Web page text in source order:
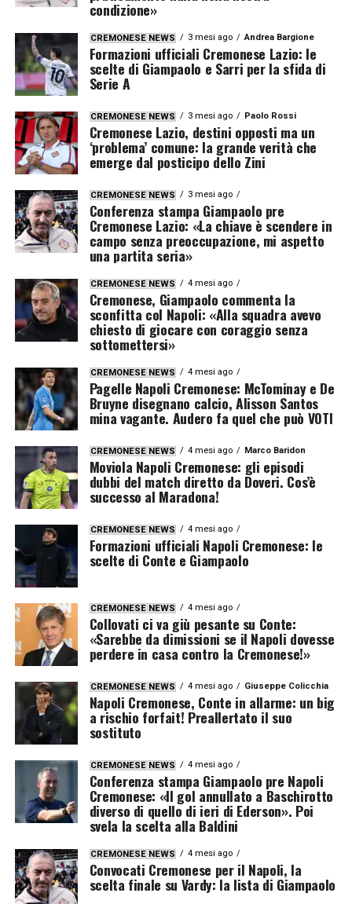
condizione»
CREMONESE NEWS 3 mesi ago Andrea Bargione
Formazioni ufficiali Cremonese Lazio: le
scelte di Giampaolo e Sarri per la sfida di
Serie A
CREMONESE NEWS 3 mesi ago Paolo Rossi
Cremonese Lazio, destini opposti ma un
‘problema’ comune: la grande verità che
emerge dal posticipo dello Zini
CREMONESE NEWS 3 mesi ago
Conferenza stampa Giampaolo pre
Cremonese Lazio: «La chiave è scendere in
campo senza preoccupazione, mi aspetto
una partita seria»
CREMONESE NEWS 4 mesi ago
Cremonese, Giampaolo commenta la
sconfitta col Napoli: «Alla squadra avevo
chiesto di giocare con coraggio senza
sottomettersi»
CREMONESE NEWS 4 mesi ago
Pagelle Napoli Cremonese: McTominay e De
Bruyne disegnano calcio, Alisson Santos
mina vagante. Audero fa quel che può VOTI
CREMONESE NEWS 4 mesi ago Marco Baridon
Moviola Napoli Cremonese: gli episodi
dubbi del match diretto da Doveri. Cos’è
successo al Maradona!
CREMONESE NEWS 4 mesi ago
Formazioni ufficiali Napoli Cremonese: le
scelte di Conte e Giampaolo
CREMONESE NEWS 4 mesi ago
Collovati ci va giù pesante su Conte:
«Sarebbe da dimissioni se il Napoli dovesse
perdere in casa contro la Cremonese!»
CREMONESE NEWS 4 mesi ago Giuseppe Colicchia
Napoli Cremonese, Conte in allarme: un big
a rischio forfait! Preallertato il suo
sostituto
CREMONESE NEWS 4 mesi ago
Conferenza stampa Giampaolo pre Napoli
Cremonese: «Il gol annullato a Baschirotto
diverso di quello di ieri di Ederson». Poi
svela la scelta alla Baldini
CREMONESE NEWS 4 mesi ago
Convocati Cremonese per il Napoli, la
scelta finale su Vardy: la lista di Giampaolo